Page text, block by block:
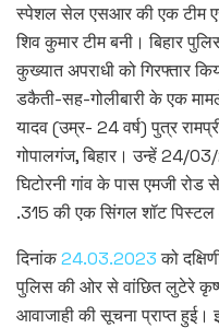
स्पेशल सेल एसआर की एक टीम
शिव कुमार टीम बनी। बिहार
कुख्यात अपराधी को गिरफ्तार
डकैती-सह-गोलीबारी के एक
यादव (उम्र- 24 वर्ष) पुत्र
गोपालगंज, बिहार। उन्हें 24/
घिटोरनी गांव के पास एमजी
.315 की एक सिंगल शॉट पिस्टल
दिनांक24.03.2023को
पुलिस की ओर से वांछित लुटेरे
आवाजाही की सूचना प्राप्त